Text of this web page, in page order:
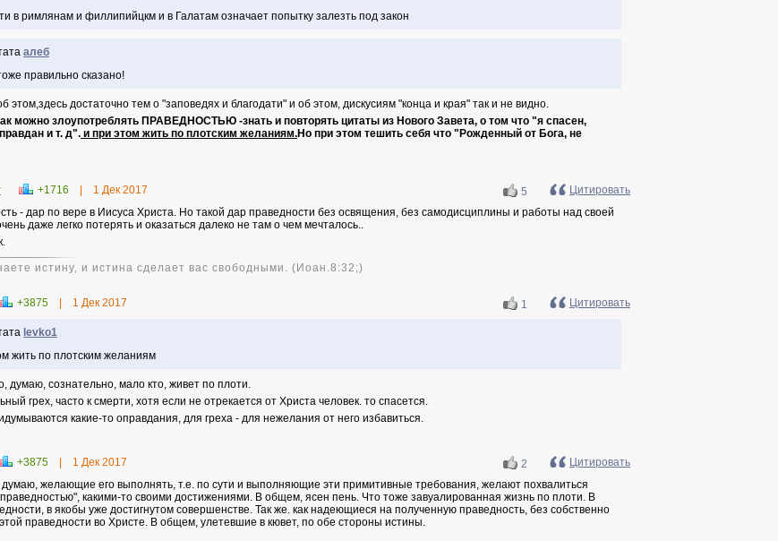
в римлянам и филлипийцкм и в Галатам означает попытку залезть под закон
алеб
правильно сказано!
этом,здесь достаточно тем о "заповедях и благодати" и об этом, дискусиям "конца и края" так и не видно.
можно злоупотреблять ПРАВЕДНОСТЬЮ -знать и повторять цитаты из Нового Завета, о том что "я спасен,
и т. д". и при этом жить по плотским желаниям.Но при этом тешить себя что "Рожденный от Бога, не
+1716 1 Дек 2017 5
Цитировать
- дар по вере в Иисуса Христа. Но такой дар праведности без освящения, без самодисциплины и работы над своей
даже легко потерять и оказаться далеко не там о чем мечталось..
истину, и истина сделает вас свободными. (Иоан.8:32;)
+3875 1 Дек 2017 1 Цитировать
levko1
жить по плотским желаниям
думаю, сознательно, мало кто, живет по плоти.
грех, часто к смерти, хотя если не отрекается от Христа человек. то спасется.
какие-то оправдания, для греха - для нежелания от него избавиться.
+3875 1 Дек 2017 2
Цитировать
желающие его выполнять, т.е. по сути и выполняющие эти примитивные требования, желают похвалиться
какими-то своими достижениями. В общем, ясен пень. Что тоже завуалированная жизнь по плоти. В
в якобы уже достигнутом совершенстве. Так же. как надеющиеся на полученную праведность, без собственно
праведности во Христе. В общем, улетевшие в кювет, по обе стороны истины.